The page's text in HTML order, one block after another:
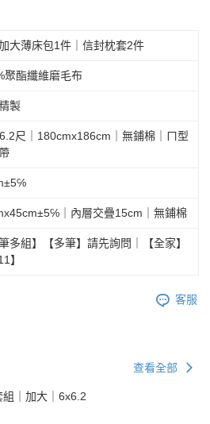
大薄床包1件｜信封枕套2件
聚酯纖維磨毛布
製
尺｜180cmx186cm｜無鋪棉｜ㄇ型
｜內層交疊15cm｜無鋪棉
筆多組】【多筆】請先詢問｜【全家】
】
客服
查看全部
組｜加大｜6x6.2